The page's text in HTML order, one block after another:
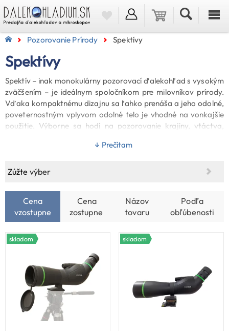
Pozorovanie Prírody Spektívy
Spektívy
Spektív – inak monokulárny pozorovací ďalekohľad s vysokým
zväčšením – je ideálnym spoločníkom pre milovníkov prírody.
Vďaka kompaktnému dizajnu sa ľahko prenáša a jeho odolné,
poveternostným vplyvom odolné telo je vhodné na vonkajšie
použitie. Výborne sa hodí na pozorovanie krajiny, vtáctva,
zväčšeniu sú viditeľné aj detaily, ktoré voľným okom alebo
spektívov vybavené zoom okulárom umožňujú flexibilné
vyššom zväčšení detailný pohľad. Vzhľadom na vysoké
zväčšenie sa odporúča používať stabilný statív, ktorý
zabezpečí bezchvené a presné pozorovanie. Dostupné sú vo
môžete vybrať model, ktorý najlepšie vyhovuje spôsobu
↓ Prečítam
Zúžte výber
Cena
vzostupne
Cena
zostupne
Názov
tovaru
Podľa
obľúbenosti
skladom skladom